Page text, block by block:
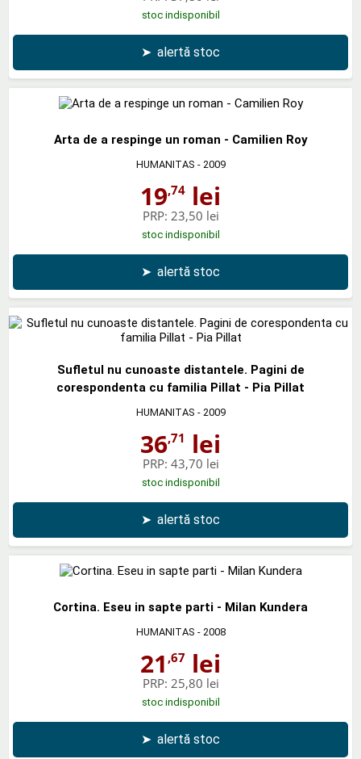
stoc indisponibil
➤ alertă stoc
Arta de a respinge un roman - Camilien Roy
HUMANITAS - 2009
19,74 lei
PRP: 23,50 lei
stoc indisponibil
➤ alertă stoc
Sufletul nu cunoaste distantele. Pagini de
corespondenta cu familia Pillat - Pia Pillat
HUMANITAS - 2009
36,71 lei
PRP: 43,70 lei
stoc indisponibil
➤ alertă stoc
Cortina. Eseu in sapte parti - Milan Kundera
HUMANITAS - 2008
21 ,67 lei
PRP: 25,80 lei
stoc indisponibil
➤ alertă stoc